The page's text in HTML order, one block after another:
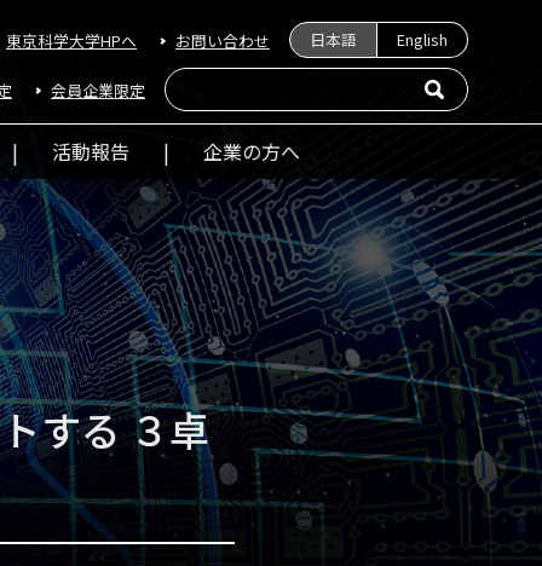
東京科学大学HPへ お問い合わせ 日本語 English
会員企業限定
活動報告 企業の方へ
する ３卓